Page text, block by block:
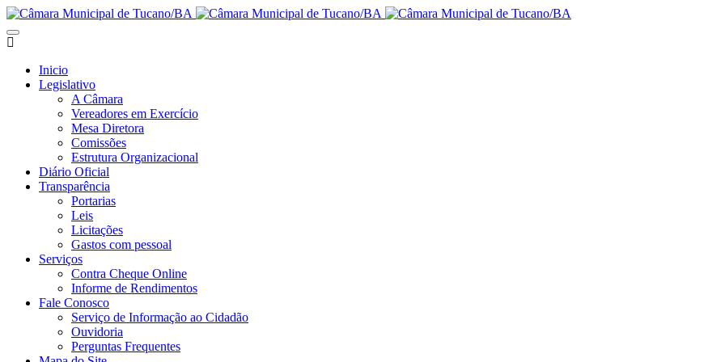
Inicio
Legislativo
A Câmara
Vereadores em Exercício
Mesa Diretora
Comissões
Estrutura Organizacional
Diário Oficial
Transparência
Portarias
Leis
Licitações
Gastos com pessoal
Serviços
Contra Cheque Online
Informe de Rendimentos
Fale Conosco
Serviço de Informação ao Cidadão
Ouvidoria
Perguntas Frequentes